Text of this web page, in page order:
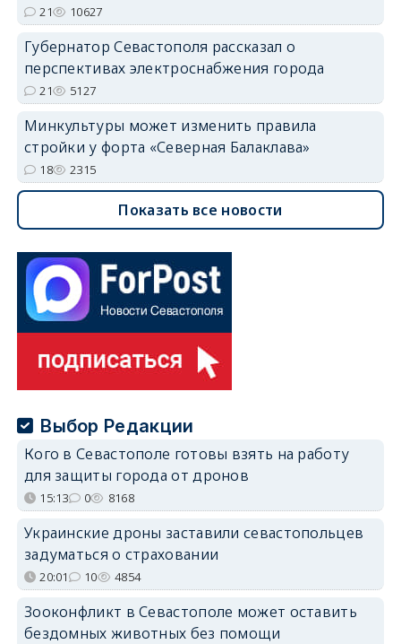
21 10627
Губернатор Севастополя рассказал о
перспективах электроснабжения города
21 5127
Минкультуры может изменить правила
стройки у форта «Северная Балаклава»
18 2315
Показать все новости
Выбор Редакции
Кого в Севастополе готовы взять на работу
для защиты города от дронов
15:13 0 8168
Украинские дроны заставили севастопольцев
задуматься о страховании
20:01 10 4854
Зооконфликт в Севастополе может оставить
бездомных животных без помощи